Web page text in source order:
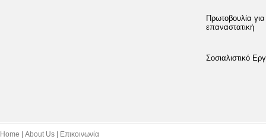
Πρωτοβουλία
επαναστατική
Σοσιαλιστικό
Home About Us Επικοινωνία